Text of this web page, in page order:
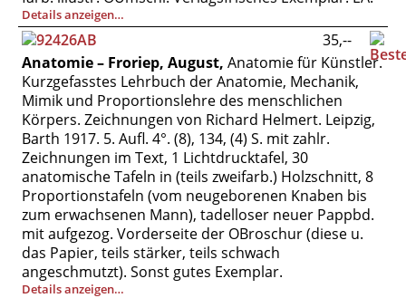
Details anzeigen…
Anatomie – Froriep, August, Anatomie für Künstler.
Kurzgefasstes Lehrbuch der Anatomie, Mechanik,
Mimik und Proportionslehre des menschlichen
Körpers. Zeichnungen von Richard Helmert. Leipzig,
Barth 1917. 5. Aufl. 4°. (8), 134, (4) S. mit zahlr.
Zeichnungen im Text, 1 Lichtdrucktafel, 30
anatomische Tafeln in (teils zweifarb.) Holzschnitt, 8
Proportionstafeln (vom neugeborenen Knaben bis
zum erwachsenen Mann), tadelloser neuer Pappbd.
mit aufgezog. Vorderseite der OBroschur (diese u.
das Papier, teils stärker, teils schwach
angeschmutzt). Sonst gutes Exemplar.
Details anzeigen…
35,--